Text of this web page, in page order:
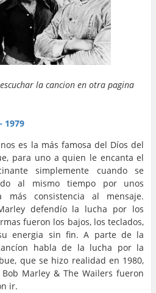
la cancion en otra pagina
1979
es la más famosa del Díos del
para uno a quien le encanta el
simplemente cuando se
al mismo tiempo por unos
consistencia al mensaje.
defendío la lucha por los
fueron los bajos, los teclados,
energia sin fin. A parte de la
habla de la lucha por la
que se hizo realidad en 1980,
Marley & The Wailers fueron
ir.